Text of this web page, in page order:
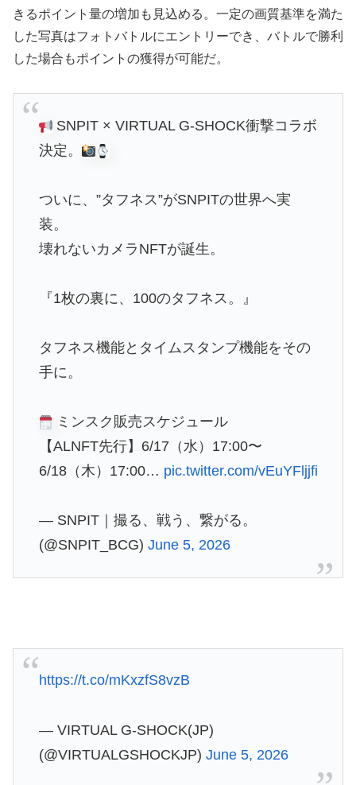
きるポイント量の増加も見込める。一定の画質基準を満た
した写真はフォトバトルにエントリーでき、バトルで勝利
した場合もポイントの獲得が可能だ。
SNPIT × VIRTUAL G-SHOCK衝撃コラボ
決定。
ついに、”タフネス”がSNPITの世界へ実
装。
壊れないカメラNFTが誕生。
『1枚の裏に、100のタフネス。』
タフネス機能とタイムスタンプ機能をその
手に。
ミンスク販売スケジュール
【ALNFT先行】6/17（水）17:00〜
6/18（木）17:00… pic.twitter.com/vEuYFljjfi
— SNPIT｜撮る、戦う、繋がる。
(@SNPIT_BCG) June 5, 2026
https://t.co/mKxzfS8vzB
— VIRTUAL G-SHOCK(JP)
(@VIRTUALGSHOCKJP) June 5, 2026